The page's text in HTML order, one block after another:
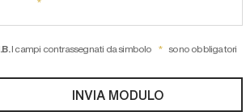
I campi contrassegnati da simbolo sono obbligatori